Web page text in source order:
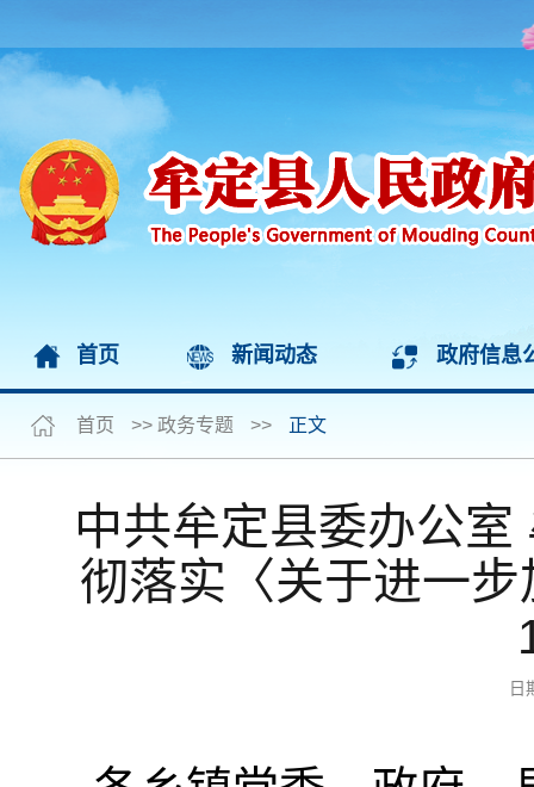
首页 新闻动态 政府信息
首页 >> 政务专题 >> 正文
中共牟定县委办公
彻落实〈关于进一
日